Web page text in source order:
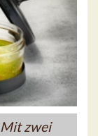
zwei